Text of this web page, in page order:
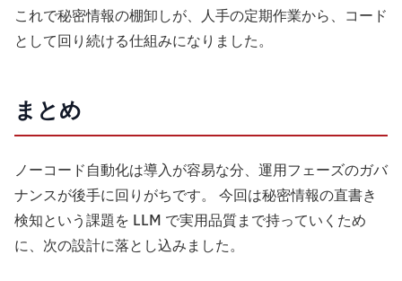
これで秘密情報の棚卸しが、人手の定期作業から、コード
として回り続ける仕組みになりました。
まとめ
ノーコード自動化は導入が容易な分、運用フェーズのガバ
ナンスが後手に回りがちです。 今回は秘密情報の直書き
検知という課題を LLM で実用品質まで持っていくため
に、次の設計に落とし込みました。